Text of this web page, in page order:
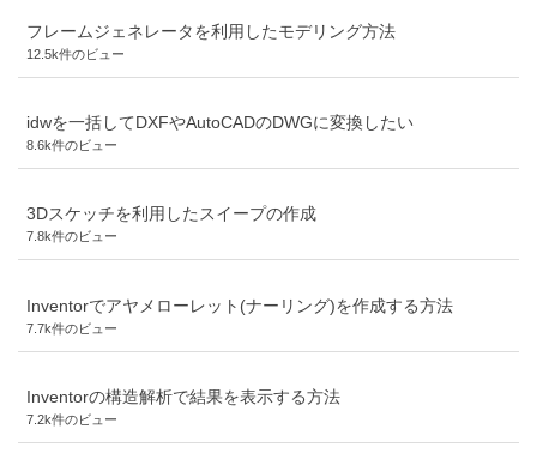
フレームジェネレータを利用したモデリング方法
12.5k件のビュー
idwを一括してDXFやAutoCADのDWGに変換したい
8.6k件のビュー
3Dスケッチを利用したスイープの作成
7.8k件のビュー
Inventorでアヤメローレット(ナーリング)を作成する方法
7.7k件のビュー
Inventorの構造解析で結果を表示する方法
7.2k件のビュー